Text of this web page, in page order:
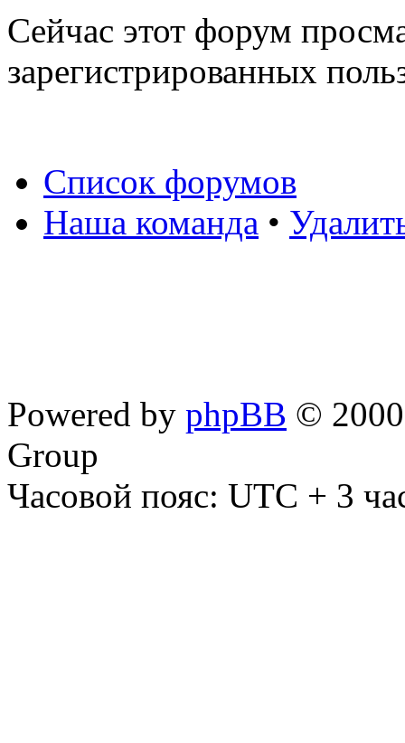
Сейчас этот форум
зарегистрированных
Список форумов
Наша команда •
Powered by phpBB ©
Group
Часовой пояс: UTC + 3